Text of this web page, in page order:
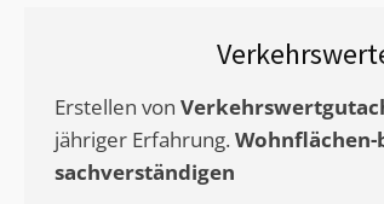
Erstellen von
jähriger Erfahrung.
sachverständigen